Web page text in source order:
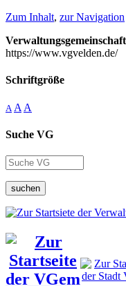
Zum Inhalt, zur Navigation
https://www.vgvelden.de/
Schriftgröße
A A A
Suche VG
suchen